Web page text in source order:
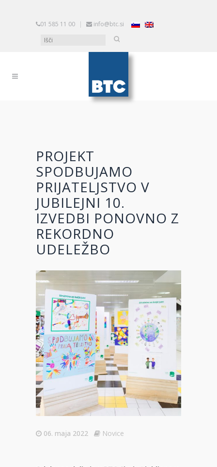
01 585 11 00 | info@btc.si
PROJEKT
SPODBUJAMO
PRIJATELJSTVO V
JUBILEJNI 10.
IZVEDBI PONOVNO Z
REKORDNO
UDELEŽBO
06. maja 2022 Novice